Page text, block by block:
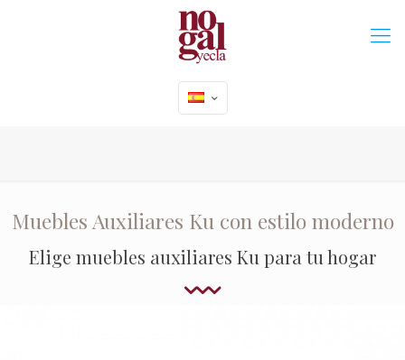
Muebles Auxiliares Ku con estilo moderno
Elige muebles auxiliares Ku para tu hogar